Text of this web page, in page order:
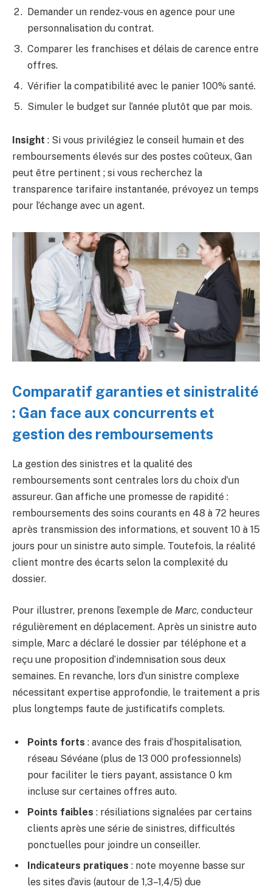
Demander un rendez-vous en agence pour une
personnalisation du contrat.
Comparer les franchises et délais de carence entre
offres.
Vérifier la compatibilité avec le panier 100% santé.
Simuler le budget sur l’année plutôt que par mois.
Insight : Si vous privilégiez le conseil humain et des
remboursements élevés sur des postes coûteux, Gan
peut être pertinent ; si vous recherchez la
transparence tarifaire instantanée, prévoyez un temps
pour l’échange avec un agent.
Comparatif garanties et sinistralité
: Gan face aux concurrents et
gestion des remboursements
La gestion des sinistres et la qualité des
remboursements sont centrales lors du choix d’un
assureur. Gan affiche une promesse de rapidité :
remboursements des soins courants en 48 à 72 heures
après transmission des informations, et souvent 10 à 15
jours pour un sinistre auto simple. Toutefois, la réalité
client montre des écarts selon la complexité du
dossier.
Pour illustrer, prenons l’exemple de Marc, conducteur
régulièrement en déplacement. Après un sinistre auto
simple, Marc a déclaré le dossier par téléphone et a
reçu une proposition d’indemnisation sous deux
semaines. En revanche, lors d’un sinistre complexe
nécessitant expertise approfondie, le traitement a pris
plus longtemps faute de justificatifs complets.
Points forts : avance des frais d’hospitalisation,
réseau Sévéane (plus de 13 000 professionnels)
pour faciliter le tiers payant, assistance 0 km
incluse sur certaines offres auto.
Points faibles : résiliations signalées par certains
clients après une série de sinistres, difficultés
ponctuelles pour joindre un conseiller.
Indicateurs pratiques : note moyenne basse sur
les sites d’avis (autour de 1,3–1,4/5) due